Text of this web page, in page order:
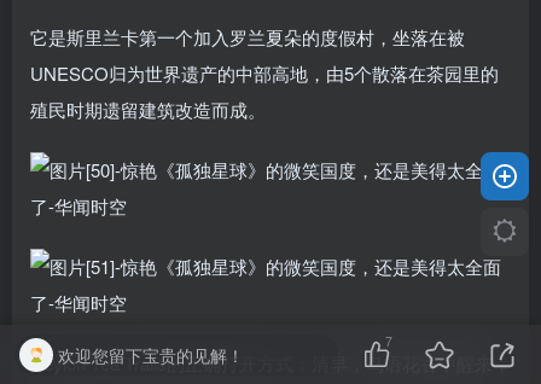
它是斯里兰卡第一个加入罗兰夏朵的度假村，坐落在被
UNESCO归为世界遗产的中部高地，由5个散落在茶园里的
殖民时期遗留建筑改造而成。
Ceylon Tea Trails的正确打开方式：清早，鸟语花香中醒来，
欢迎您留下宝贵的见解！
7